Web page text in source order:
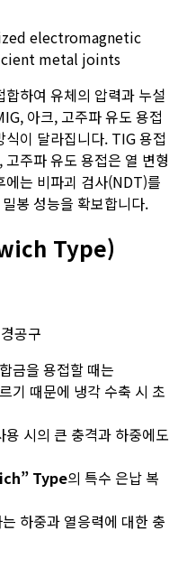
electromagnetic
metal joints
하여 유체의 압력과 누설
아크, 고주파 유도 용접
이 달라집니다. TIG 용접
주파 유도 용접은 열 변형
에는 비파괴 검사(NDT)를
봉 성능을 확보합니다.
Type)
공구
금을 용접할 때는
기 때문에 냉각 수축 시 초
시의 큰 충격과 하중에도
Type의 특수 은납 복
하중과 열응력에 대한 충